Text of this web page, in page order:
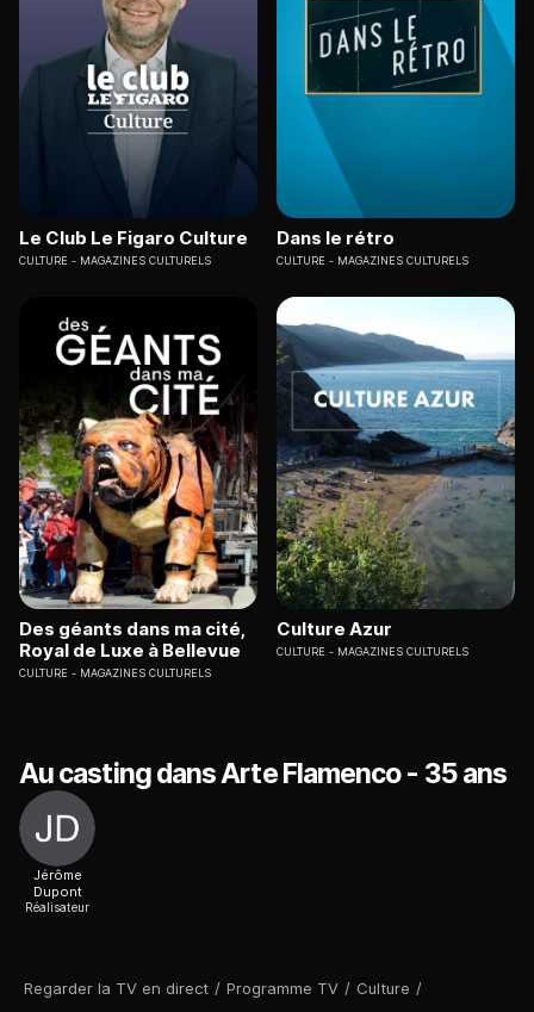
Regarder la TV en direct / Programme TV / Culture /
Le Club Le Figaro Culture
CULTURE MAGAZINES CULTURELS
Dans le rétro
CULTURE MAGAZINES CULTURELS
Des géants dans ma cité,
Royal de Luxe à Bellevue
CULTURE MAGAZINES CULTURELS
Culture Azur
CULTURE MAGAZINES CULTURELS
Au casting dans Arte Flamenco - 35 ans
Jérôme
Dupont
Réalisateur